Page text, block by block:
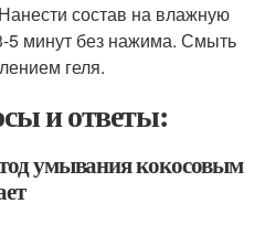
состав на влажную
5 минут без нажима. Смыть
геля.
и ответы:
умывания кокосовым